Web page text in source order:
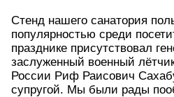
Стенд нашего санатория
популярностью среди
празднике присутствовал
заслуженный военный
России Риф Раисович
супругой. Мы были рады